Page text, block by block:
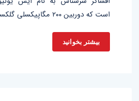
است که دوربین ۲۰۰ مگاپیکسلی گلکسی […]
بیشتر بخوانید